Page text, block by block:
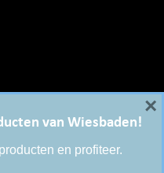
van Wiesbaden!
en profiteer.
×